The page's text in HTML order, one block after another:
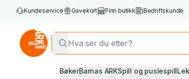
Kundeservice Gavekort Finn butikk Bedriftskunde
BøkerBarnas ARKSpill og puslespill